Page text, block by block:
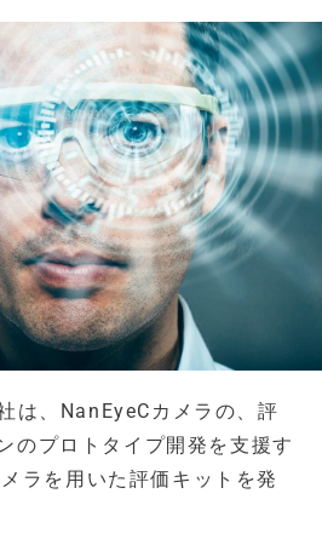
は、NanEyeCカメラの、評
のプロトタイプ開発を支援す
ラを用いた評価キットを発